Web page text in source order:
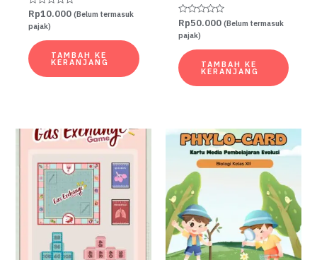
Dinilai
dari
Rp10.000 (Belum termasuk
pajak)
TAMBAH KE
KERANJANG
Dinilai
dari
Rp50.000 (Belum termasuk
pajak)
TAMBAH KE
KERANJANG